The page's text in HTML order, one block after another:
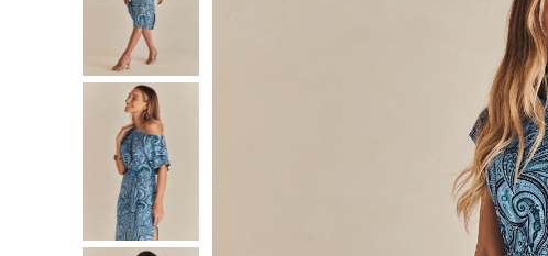
camisa
saia
8º
couro
calça jeans
º jeans